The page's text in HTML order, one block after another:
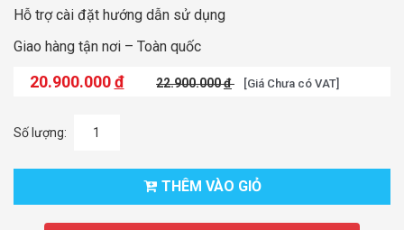
Hỗ trợ cài đặt hướng dẫn sử dụng
Giao hàng tận nơi – Toàn quốc
20.900.000đ 22.900.000đ [Giá Chưa có VAT]
Số lượng:
THÊM VÀO GIỎ